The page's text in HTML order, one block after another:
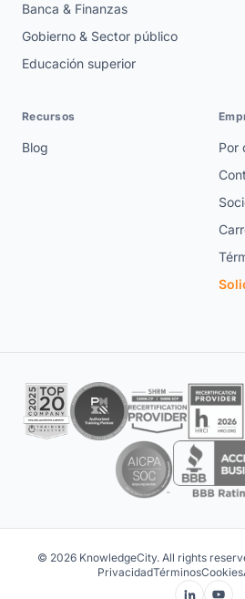
Banca & Finanzas
Gobierno & Sector público
Educación superior
Recursos
Blog
Por
© 2026 KnowledgeCity. All rights
PrivacidadTérminosCookies